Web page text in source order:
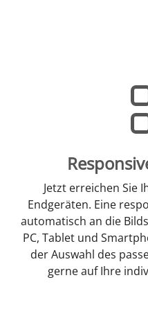
Jetzt erreichen Sie
Endgeräten. Eine
automatisch an die
PC, Tablet und
der Auswahl des
gerne auf Ihre